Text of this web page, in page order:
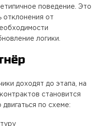
поведение. Это
отклонения от
логики.
доходят до этапа, на
становится
по схеме: